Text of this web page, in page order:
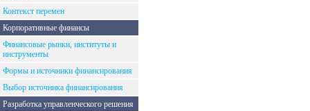
Контекст перемен
Корпоративные финансы
Финансовые рынки, институты и
инструменты
Формы и источники финансирования
Выбор источника финансирования
Разработка управленческого решения